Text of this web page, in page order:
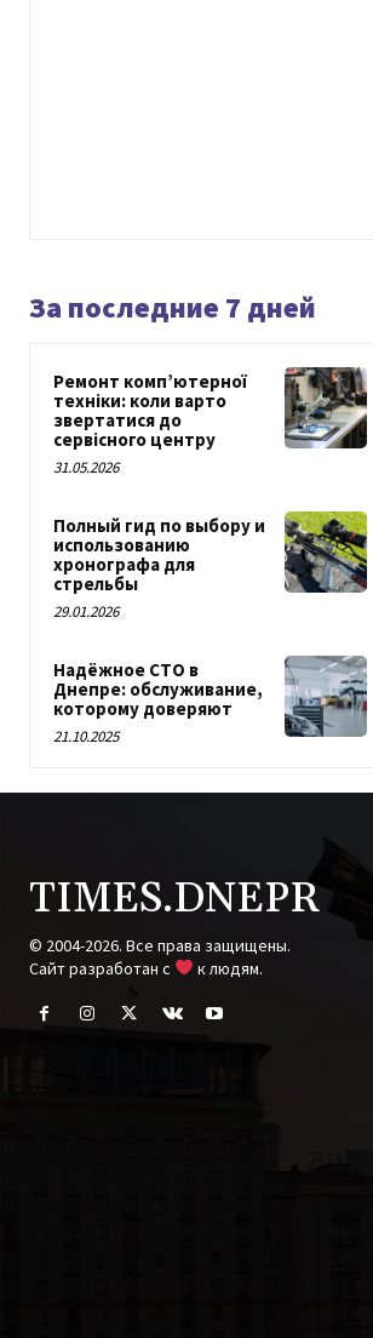
За последние 7 дней
Ремонт комп’ютерної
техніки: коли варто
звертатися до
сервісного центру
31.05.2026
Полный гид по выбору и
использованию
хронографа для
стрельбы
29.01.2026
Надёжное СТО в
Днепре: обслуживание,
которому доверяют
21.10.2025
TIMES.DNEPR
© 2004-2026. Все права защищены.
Cайт разработан с
к людям.